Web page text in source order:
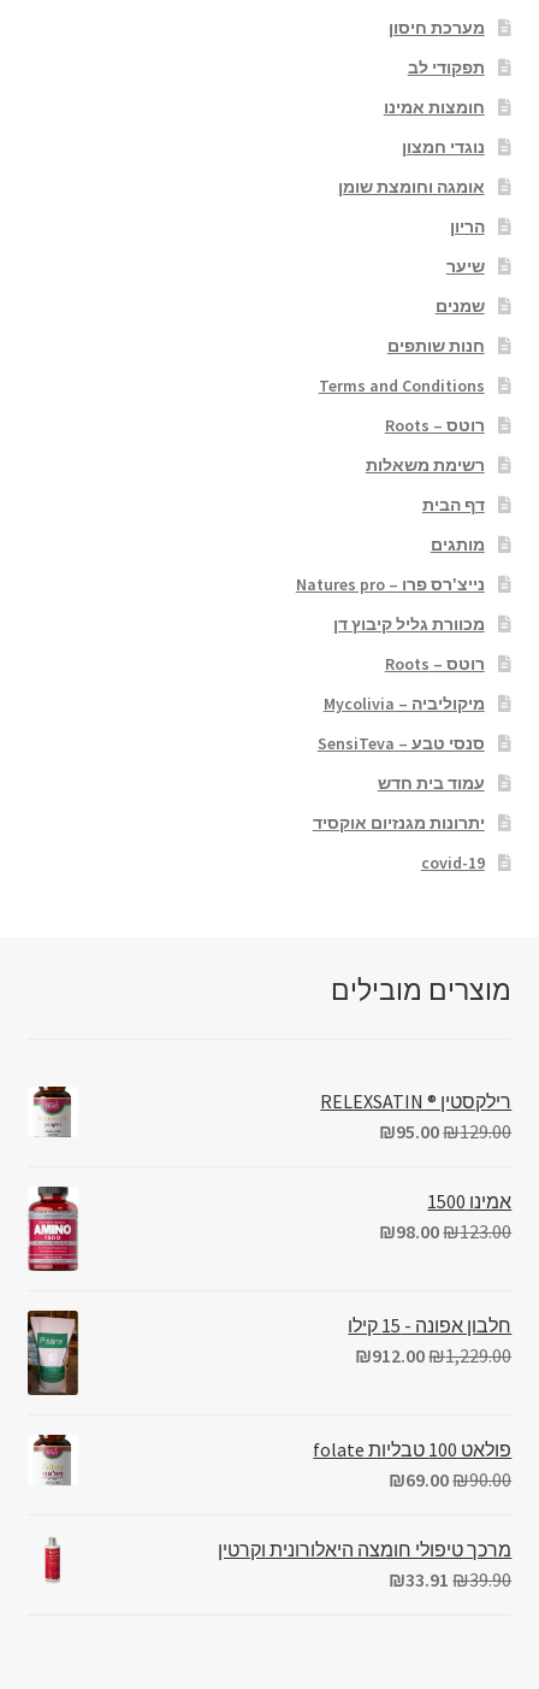
מערכת חיסון
תפקודי לב
חומצות אמינו
נוגדי חמצון
אומגה וחומצת שומן
הריון
שיער
שמנים
חנות שותפים
Terms and Conditions
רוטס – Roots
רשימת משאלות
דף הבית
מותגים
נייצ'רס פרו – Natures pro
מכוורת גליל קיבוץ דן
רוטס – Roots
מיקוליביה – Mycolivia
סנסי טבע – SensiTeva
עמוד בית חדש
יתרונות מגנזיום אוקסיד
covid-19
מוצרים מובילים
רילקסטין ® RELEXSATIN
₪129.00
₪95.00
אמינו 1500
₪123.00
₪98.00
חלבון אפונה - 15 קילו
₪1,229.00
₪912.00
פולאט 100 טבליות folate
₪90.00
₪69.00
מרכך טיפולי חומצה היאלורונית וקרטין
₪39.90
₪33.91